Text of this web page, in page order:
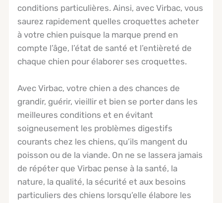
conditions particulières. Ainsi, avec Virbac, vous
saurez rapidement quelles croquettes acheter
à votre chien puisque la marque prend en
compte l’âge, l’état de santé et l’entièreté de
chaque chien pour élaborer ses croquettes.
Avec Virbac, votre chien a des chances de
grandir, guérir, vieillir et bien se porter dans les
meilleures conditions et en évitant
soigneusement les problèmes digestifs
courants chez les chiens, qu’ils mangent du
poisson ou de la viande. On ne se lassera jamais
de répéter que Virbac pense à la santé, la
nature, la qualité, la sécurité et aux besoins
particuliers des chiens lorsqu’elle élabore les